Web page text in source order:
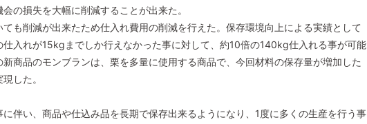
の損失を大幅に削減することが出来た。
ても削減が出来たため仕入れ費用の削減を行えた。保存環境向上による実績として
仕入れが15kgまでしか行えなかった事に対して、約10倍の140kg仕入れる事が可能
商品のモンブランは、栗を多量に使用する商品で、今回材料の保存量が増加した
した。
伴い、商品や仕込み品を長期で保存出来るようになり、1度に多くの生産を行う事